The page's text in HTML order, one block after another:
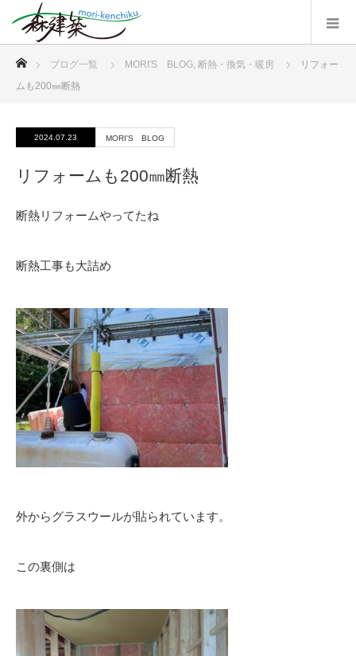
ブログ一覧 MORI'S BLOG, 断熱・換気・暖房
リフォー
ムも200㎜断熱
2024.07.23 MORI'S BLOG
リフォームも200㎜断熱
断熱リフォームやってたね
断熱工事も大詰め
外からグラスウールが貼られています。
この裏側は